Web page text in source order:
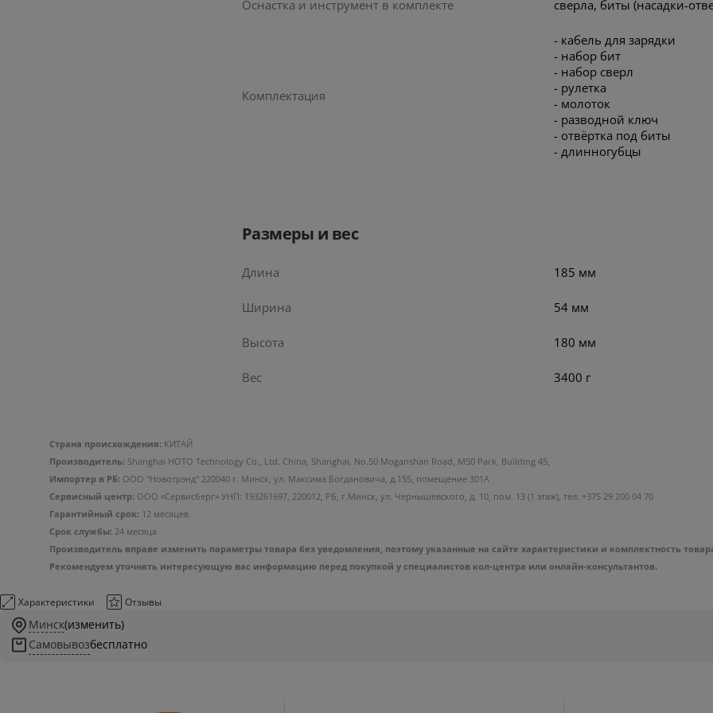
Оснастка и инструмент в комплекте сверла, биты (насадки-
Комплектация
- кабель для зарядки
- набор бит
- набор сверл
- рулетка
- молоток
- разводной ключ
- отвёртка под биты
- длинногубцы
Размеры и вес
Длина 185 мм
Ширина 54 мм
Высота 180 мм
Вес 3400 г
Страна происхождения: КИТАЙ
Производитель: Shanghai HOTO Technology Co., Ltd. China, Shanghai, No.50 Moganshan Road, M50 Park, Building 45,
Импортер в РБ: ООО "Новотрэнд" 220040 г. Минск, ул. Максима Богдановича, д.155, помещение 301А
Сервисный центр: ООО «Сервисберг» УНП: 193261697, 220012, РБ, г.Минск, ул. Чернышевского, д. 10, пом. 13 (1 этаж), тел: +375 29 200 04 70
Гарантийный срок: 12 месяцев
Срок службы: 24 месяца
Производитель вправе изменить параметры товара без уведомления, поэтому указанные на сайте характеристики и комплектность
Рекомендуем уточнять интересующую вас информацию перед покупкой у специалистов кол-центра или онлайн-консультантов.
Характеристики Отзывы
Минск(изменить)
Самовывозбесплатно